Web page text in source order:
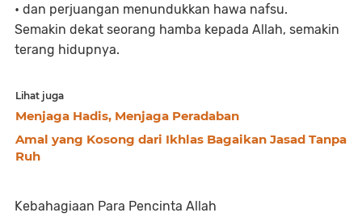
• dan perjuangan menundukkan hawa nafsu.
Semakin dekat seorang hamba kepada Allah, semakin
terang hidupnya.
Lihat juga
Menjaga Hadis, Menjaga Peradaban
Amal yang Kosong dari Ikhlas Bagaikan Jasad Tanpa
Ruh
Kebahagiaan Para Pencinta Allah